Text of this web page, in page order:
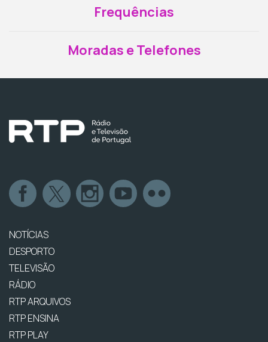
Frequências
Moradas e Telefones
NOTÍCIAS
DESPORTO
TELEVISÃO
RÁDIO
RTP ARQUIVOS
RTP ENSINA
RTP PLAY